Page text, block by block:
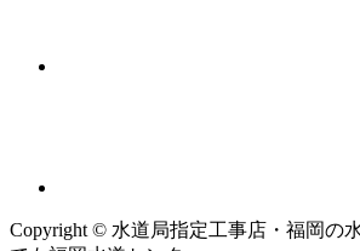
Copyright © 水道局指定工事店・福岡の